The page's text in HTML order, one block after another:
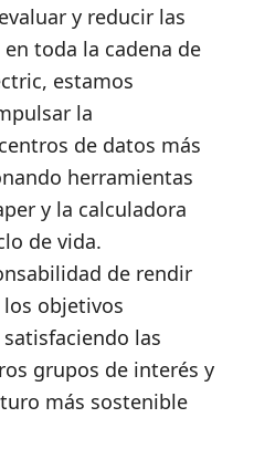
y reducir las
toda la cadena de
estamos
la
de datos más
herramientas
y la calculadora
de vida.
de rendir
objetivos
las
grupos de interés y
más sostenible